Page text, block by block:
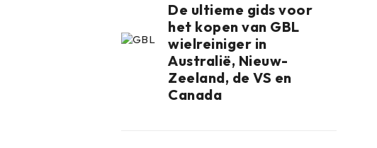
De ultieme gids voor
het kopen van GBL
wielreiniger in
Australië, Nieuw-
Zeeland, de VS en
Canada